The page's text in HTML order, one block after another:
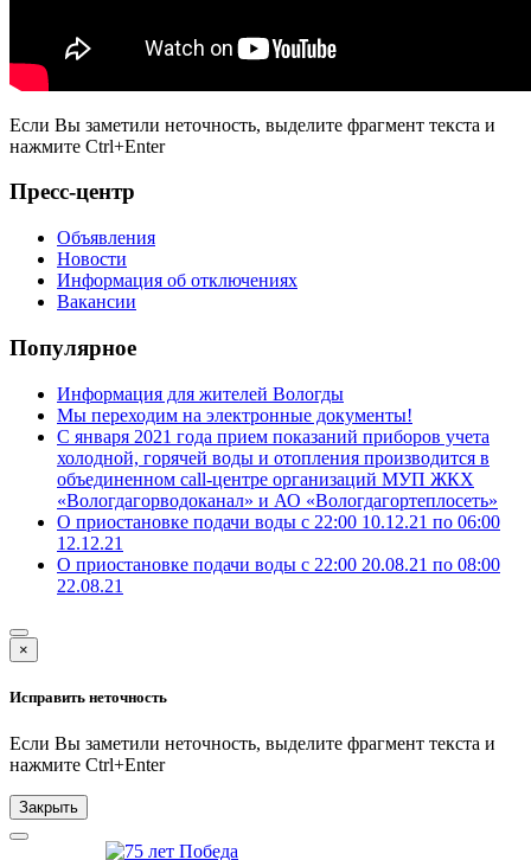
Если Вы заметили неточность, выделите фрагмент текста и
нажмите Ctrl+Enter
Пресс-центр
Объявления
Новости
Информация об отключениях
Вакансии
Популярное
Информация для жителей Вологды
Мы переходим на электронные документы!
С января 2021 года прием показаний приборов учета
холодной, горячей воды и отопления производится в
объединенном call-центре организаций МУП ЖКХ
«Вологдагорводоканал» и АО «Вологдагортеплосеть»
О приостановке подачи воды с 22:00 10.12.21 по 06:00
12.12.21
О приостановке подачи воды с 22:00 20.08.21 по 08:00
22.08.21
×
Исправить неточность
Если Вы заметили неточность, выделите фрагмент текста и
нажмите Ctrl+Enter
Закрыть